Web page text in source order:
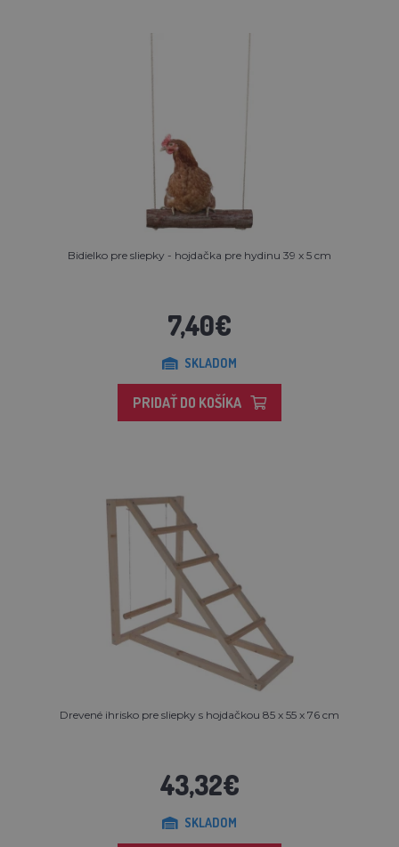
Bidielko pre sliepky - hojdačka pre hydinu 39 x 5 cm
7,40€
SKLADOM
PRIDAŤ DO KOŠÍKA
Drevené ihrisko pre sliepky s hojdačkou 85 x 55 x 76 cm
43,32€
SKLADOM